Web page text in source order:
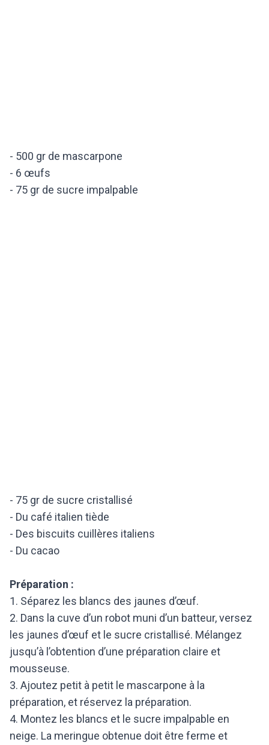
- 500 gr de mascarpone
- 6 œufs
- 75 gr de sucre impalpable
- 75 gr de sucre cristallisé
- Du café italien tiède
- Des biscuits cuillères italiens
- Du cacao
Préparation :
1. Séparez les blancs des jaunes d’œuf.
2. Dans la cuve d’un robot muni d’un batteur, versez
les jaunes d’œuf et le sucre cristallisé. Mélangez
jusqu’à l’obtention d’une préparation claire et
mousseuse.
3. Ajoutez petit à petit le mascarpone à la
préparation, et réservez la préparation.
4. Montez les blancs et le sucre impalpable en
neige. La meringue obtenue doit être ferme et